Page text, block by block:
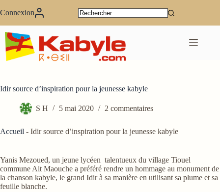
au
Connexion
Idir source d’inspiration pour la jeunesse kabyle
S H 5 mai 2020 2 commentaires
Accueil - Idir source d’inspiration pour la jeunesse kabyle
Yanis Mezoued, un jeune lycéen talentueux du village Tiouel
commune Ait Maouche a préféré rendre un hommage au monument de
la chanson kabyle, le grand Idir à sa manière en utilisant sa plume et sa
feuille blanche.